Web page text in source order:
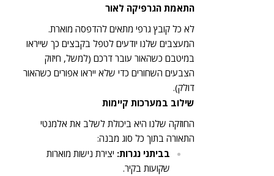
התאמת הגרפיקה לאור
לא כל קובץ גרפי מתאים להדפסה מוארת.
המעצבים שלנו יודעים לטפל בקבצים כך שייראו
במיטבם כשהאור עובר דרכם (למשל, חיזוק
הצבעים השחורים כדי שלא ייראו אפורים כשהאור
דולק).
שילוב במערכות קיימות
החוזקה שלנו היא ביכולת לשלב את אלמנטי
התאורה בתוך כל סוג מבנה:
בביתני נגרות: יצירת נישות מוארות
שקועות בקיר.